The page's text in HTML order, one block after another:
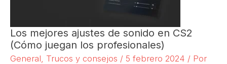
Los mejores ajustes de sonido en CS2
(Cómo juegan los profesionales)
General Trucos y consejos / 5 febrero 2024 / Por